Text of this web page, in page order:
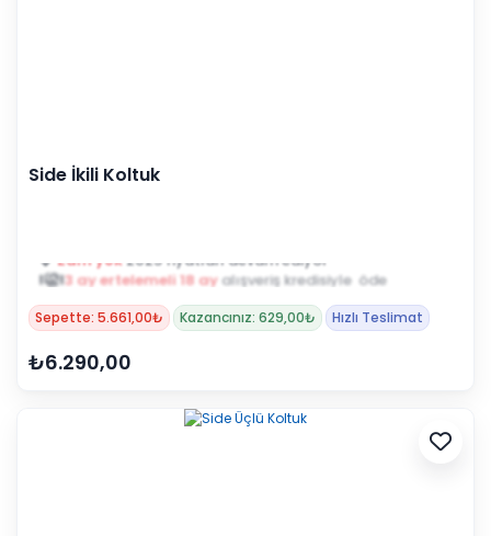
Side İkili Koltuk
3 ay ertelemeli 18 ay alışveriş kredisiyle öde
Sepette: 5.661,00₺ Kazancınız: 629,00₺ Hızlı Teslimat
₺6.290,00